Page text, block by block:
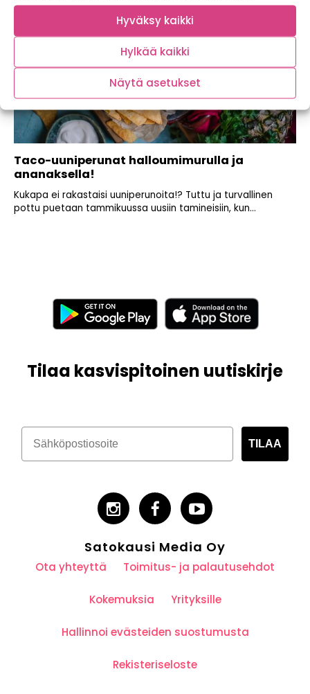
Hyväksy kaikki
Hylkää kaikki
Näytä asetukset
Taco-uuniperunat halloumimurulla ja
ananaksella!
Kukapa ei rakastaisi uuniperunoita!? Tuttu ja turvallinen
pottu puetaan tammikuussa uusiin tamineisiin, kun...
Tilaa kasvispitoinen uutiskirje
TILAA
Satokausi Media Oy
Ota yhteyttä Toimitus- ja palautusehdot
Kokemuksia Yrityksille
Hallinnoi evästeiden suostumusta
Rekisteriseloste